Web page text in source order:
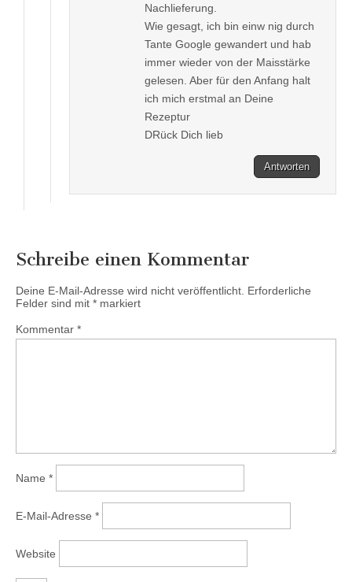
Nachlieferung.
Wie gesagt, ich bin einw nig durch
Tante Google gewandert und hab
immer wieder von der Maisstärke
gelesen. Aber für den Anfang halt
ich mich erstmal an Deine
Rezeptur
DRück Dich lieb
Antworten
Schreibe einen Kommentar
Deine E-Mail-Adresse wird nicht veröffentlicht. Erforderliche
Felder sind mit * markiert
Kommentar *
Name *
E-Mail-Adresse *
Website